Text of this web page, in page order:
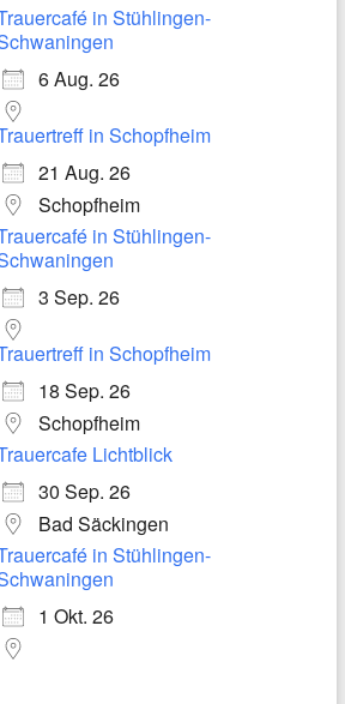
in Stühlingen-
6 Aug. 26
in Schopfheim
21 Aug. 26
Schopfheim
in Stühlingen-
3 Sep. 26
in Schopfheim
18 Sep. 26
Schopfheim
Lichtblick
30 Sep. 26
Bad Säckingen
in Stühlingen-
1 Okt. 26